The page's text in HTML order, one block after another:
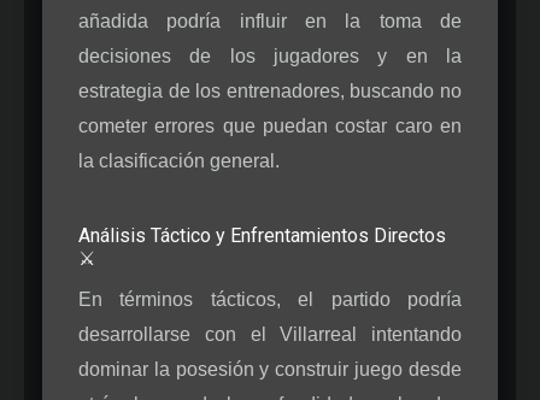
añadida podría influir en la toma de
decisiones de los jugadores y en la
estrategia de los entrenadores, buscando no
cometer errores que puedan costar caro en
la clasificación general.
Análisis Táctico y Enfrentamientos Directos
⚔️
En términos tácticos, el partido podría
desarrollarse con el Villarreal intentando
dominar la posesión y construir juego desde